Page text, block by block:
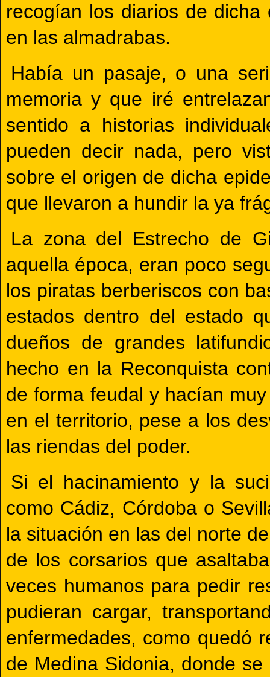
recogían los diarios de
en las almadrabas.
Había un pasaje, o una
memoria y que iré
sentido a historias
pueden decir nada, pero
sobre el origen de dicha
que llevaron a hundir la ya
La zona del Estrecho de
aquella época, eran poco
los piratas berberiscos con
estados dentro del estado
dueños de grandes
hecho en la Reconquista
de forma feudal y hacían
en el territorio, pese a los
las riendas del poder.
Si el hacinamiento y la
como Cádiz, Córdoba o
la situación en las del norte
de los corsarios que
veces humanos para pedir
pudieran cargar,
enfermedades, como quedó
de Medina Sidonia, donde